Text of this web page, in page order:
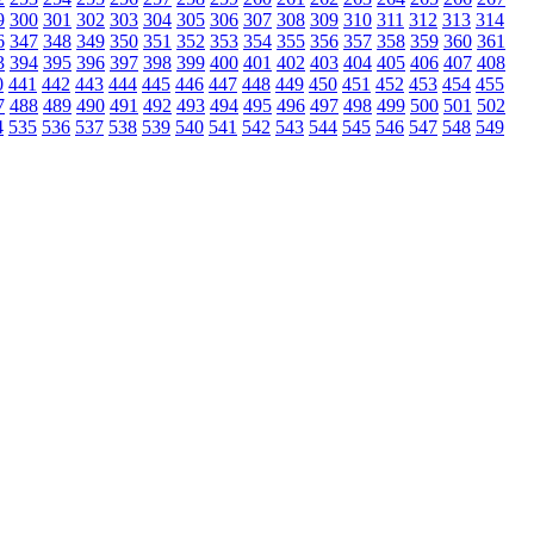
300 301 302 303 304 305 306 307 308 309 310 311 312 313 314
347 348 349 350 351 352 353 354 355 356 357 358 359 360 361
394 395 396 397 398 399 400 401 402 403 404 405 406 407 408
441 442 443 444 445 446 447 448 449 450 451 452 453 454 455
488 489 490 491 492 493 494 495 496 497 498 499 500 501 502
535 536 537 538 539 540 541 542 543 544 545 546 547 548 549